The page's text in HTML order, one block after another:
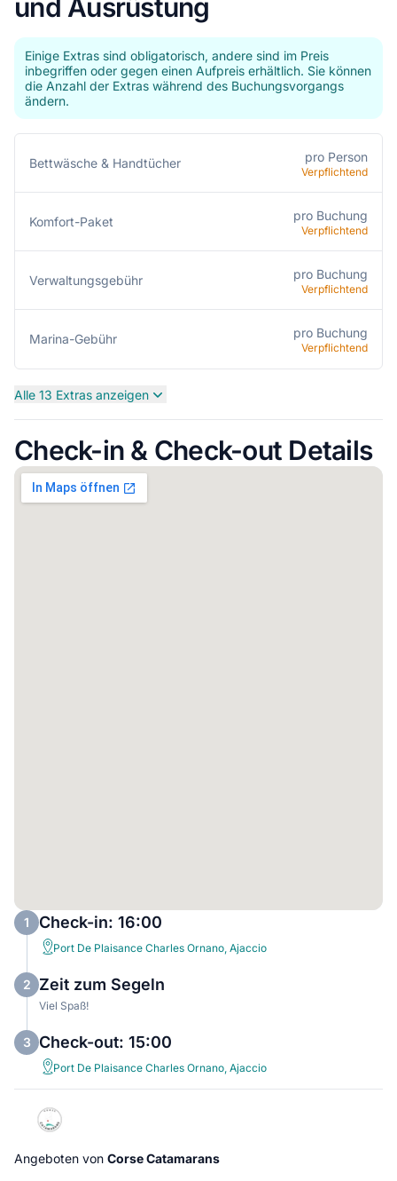
und Ausrüstung
Einige Extras sind obligatorisch, andere sind im Preis
inbegriffen oder gegen einen Aufpreis erhältlich. Sie können
die Anzahl der Extras während des Buchungsvorgangs
ändern.
Bettwäsche & Handtücher pro Person
Verpflichtend
Komfort-Paket pro Buchung
Verpflichtend
Verwaltungsgebühr pro Buchung
Verpflichtend
Marina-Gebühr pro Buchung
Verpflichtend
Alle 13 Extras anzeigen
Check-in & Check-out Details
1 Check-in: 16:00
Port De Plaisance Charles Ornano, Ajaccio
2 Zeit zum Segeln
Viel Spaß!
3 Check-out: 15:00
Port De Plaisance Charles Ornano, Ajaccio
Angeboten von Corse Catamarans